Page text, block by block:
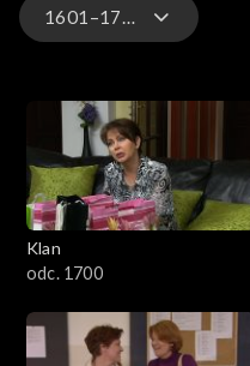
1601–1700
4601–4700
4501–4600
4401–4500
4301–4400
Klan
odc. 1700